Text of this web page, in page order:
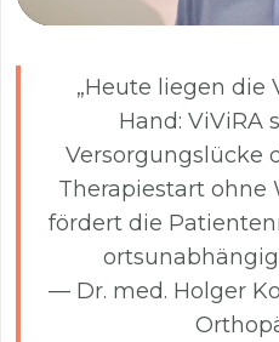
„Heute liegen die
Hand: ViViRA
Versorgungslücke
Therapiestart ohne
fördert die
— Dr. med. Holger